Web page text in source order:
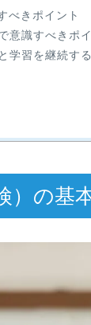
べきポイント
意識すべきポ
学習を継続す
）の基